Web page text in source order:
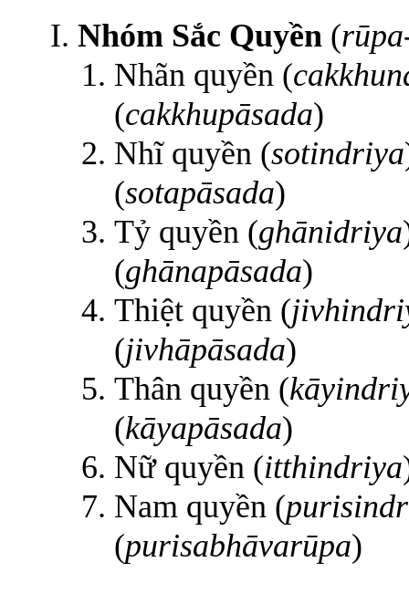
Nhóm Sắc Quyền (
Nhãn quyền (
(cakkhupāsada)
Nhĩ quyền (sotindriya
(sotapāsada)
Tỷ quyền (ghānidriya
(ghānapāsada)
Thiệt quyền (
(jivhāpāsada)
Thân quyền (
(kāyapāsada)
Nữ quyền (itthindriya
Nam quyền (
(purisabhāvarūpa)